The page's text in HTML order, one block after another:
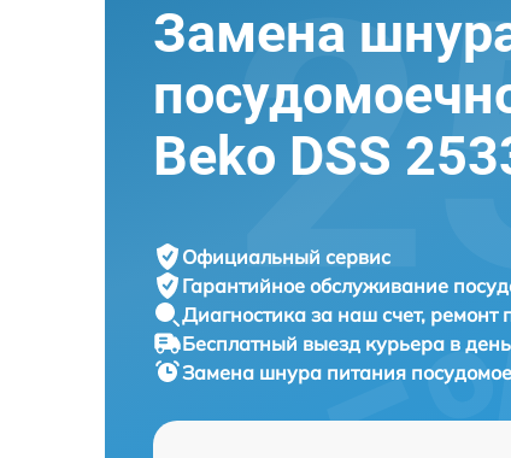
Замена
Beko DSS
Официальный сервис
Гарантийное обслуживание
Диагностика за наш счет, ремонт
Бесплатный выезд курьера в
Замена шнура питания